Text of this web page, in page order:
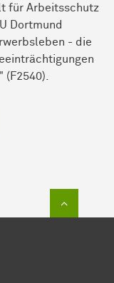
für Arbeitsschutz
Dortmund
- die
(F2540).